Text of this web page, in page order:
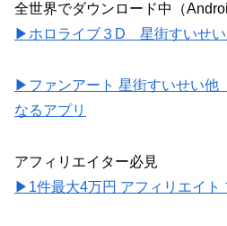
全世界でダウンロード中（
▶ホロライブ３D 星街すいせい
▶ファンアート 星街すいせい
なるアプリ
アフィリエイター必見
▶1件最大4万円 アフィリエイト